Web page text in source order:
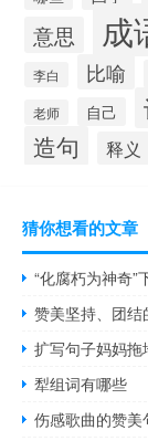
意思 成
李白 比喻
老师 自己
造句 释义
猜你想看的文章
“化腐朽为神奇”
赞美坚持、团
扩写句子妈妈
犁组词有哪些
伤感歌曲的赞美